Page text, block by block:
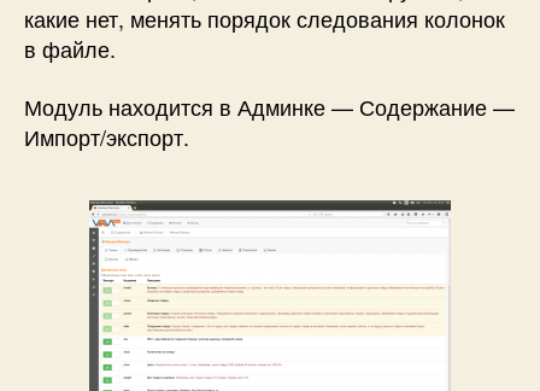
какие нет, менять порядок следования колонок
в файле.
Модуль находится в Админке — Содержание —
Импорт/экспорт.